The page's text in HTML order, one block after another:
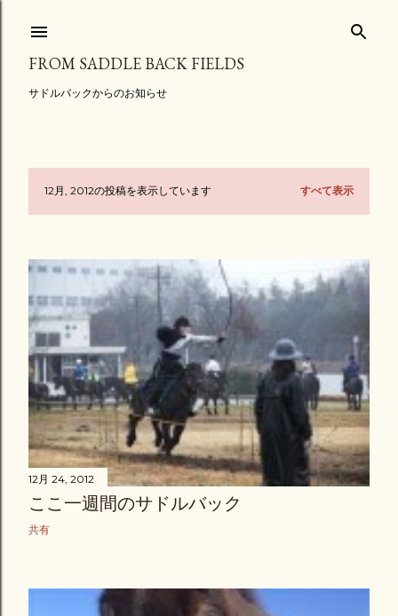
スキップしてメイン コンテンツに移動
FROM SADDLE BACK FIELDS
サドルバックからのお知らせ
投12月, 2012の投稿を表示しています すべて表示
12月 24, 2012
ここ一週間のサドルバック
共有